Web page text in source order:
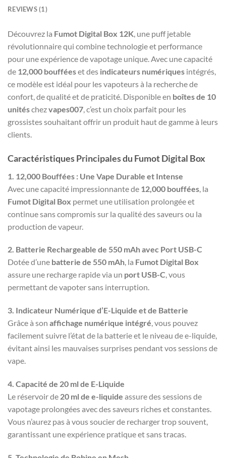
REVIEWS (1)
Découvrez la Fumot Digital Box 12K , une puff jetable
révolutionnaire qui combine technologie et performance
pour une expérience de vapotage unique. Avec une capacité
de 12,000 boufféeset des indicateurs numériques intégrés,
ce modèle est idéal pour les vapoteurs à la recherche de
confort, de qualité et de praticité. Disponible en boîtes de 10
unitéschezvapes007 , c’est un choix parfait pour les
grossistes souhaitant offrir un produit haut de gamme à leurs
clients.
Caractéristiques Principales du Fumot Digital Box
1. 12,000 Bouffées : Une Vape Durable et Intense
Avec une capacité impressionnante de 12,000 bouffées , la
Fumot Digital Box permet une utilisation prolongée et
continue sans compromis sur la qualité des saveurs ou la
production de vapeur.
2. Batterie Rechargeable de 550 mAh avec Port USB-C
Dotée d’une batterie de 550 mAh, la Fumot Digital Box
assure une recharge rapide via un port USB-C, vous
permettant de vapoter sans interruption.
3. Indicateur Numérique d’E-Liquide et de Batterie
Grâce à son affichage numérique intégré, vous pouvez
facilement suivre l’état de la batterie et le niveau de e-liquide,
évitant ainsi les mauvaises surprises pendant vos sessions de
vape.
4. Capacité de 20 ml de E-Liquide
Le réservoir de 20 ml de e-liquide assure des sessions de
vapotage prolongées avec des saveurs riches et constantes.
Vous n’aurez pas à vous soucier de recharger trop souvent,
garantissant une expérience pratique et sans tracas.